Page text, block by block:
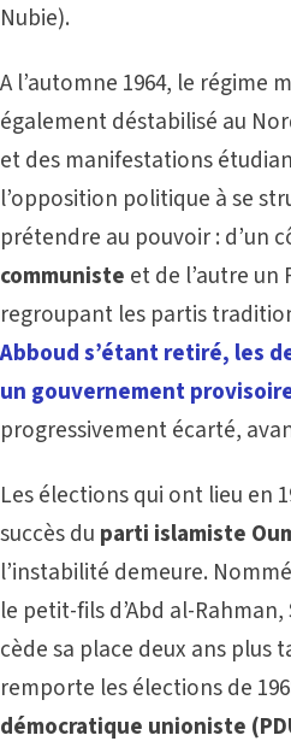
Nubie).
A l’automne 1964, le régime
également déstabilisé au
et des manifestations
l’opposition politique à se
prétendre au pouvoir : d’un
communiste et de l’autre un
regroupant les partis
Abboud s’étant retiré, les
un gouvernement
progressivement écarté,
Les élections qui ont lieu en
succès du parti islamiste
l’instabilité demeure.
le petit-fils d’Abd al-
cède sa place deux ans plus
remporte les élections de
démocratique unioniste